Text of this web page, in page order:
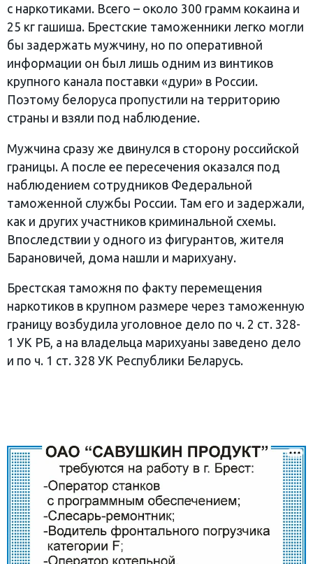
с наркотиками. Всего – около 300 грамм кокаина и
25 кг гашиша. Брестские таможенники легко могли
бы задержать мужчину, но по оперативной
информации он был лишь одним из винтиков
крупного канала поставки «дури» в России.
Поэтому белоруса пропустили на территорию
страны и взяли под наблюдение.
Мужчина сразу же двинулся в сторону российской
границы. А после ее пересечения оказался под
наблюдением сотрудников Федеральной
таможенной службы России. Там его и задержали,
как и других участников криминальной схемы.
Впоследствии у одного из фигурантов, жителя
Барановичей, дома нашли и марихуану.
Брестская таможня по факту перемещения
наркотиков в крупном размере через таможенную
границу возбудила уголовное дело по ч. 2 ст. 328-
1 УК РБ, а на владельца марихуаны заведено дело
и по ч. 1 ст. 328 УК Республики Беларусь.